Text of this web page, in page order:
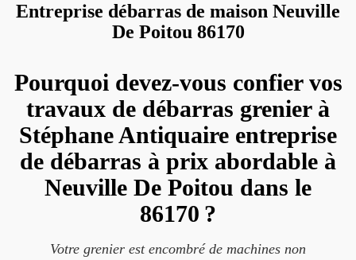
Entreprise débarras de maison Neuville
De Poitou 86170
Pourquoi devez-vous confier vos
travaux de débarras grenier à
Stéphane Antiquaire entreprise
de débarras à prix abordable à
Neuville De Poitou dans le
86170 ?
Votre grenier est encombré de machines non